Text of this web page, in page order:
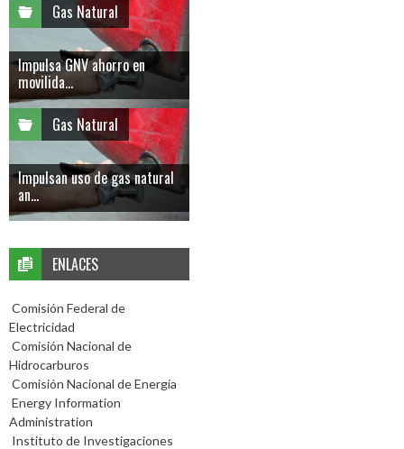
Gas Natural
Impulsa GNV ahorro en
movilida...
Gas Natural
Impulsan uso de gas natural
an...
ENLACES
Comisión Federal de
Electricidad
Comisión Nacional de
Hidrocarburos
Comisión Nacional de Energía
Energy Information
Administration
Instituto de Investigaciones